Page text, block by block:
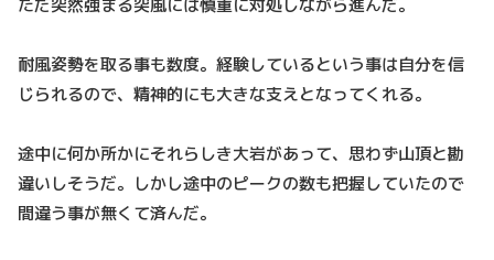
ただ突然強まる突風には慎重に対処しながら進んだ。
耐風姿勢を取る事も数度。経験しているという事は自分を信
じられるので、精神的にも大きな支えとなってくれる。
途中に何か所かにそれらしき大岩があって、思わず山頂と勘
違いしそうだ。しかし途中のピークの数も把握していたので
間違う事が無くて済んだ。